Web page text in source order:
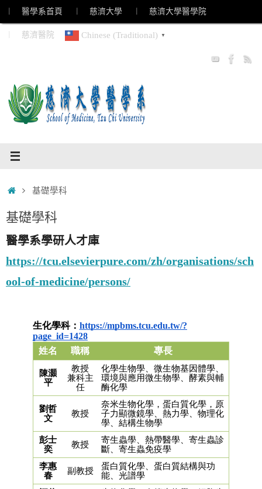
Skip
to
content
︱ 醫學系首頁 ︱ 慈濟大學 ︱ 慈濟大學醫學院
︱ 慈濟醫院 Chinese (Traditional) ▼
Home基礎學科
基礎學科
醫學系學研人才庫
https://tcu.elsevierpure.com/zh/organisations/sch
ool-of-medicine/persons/